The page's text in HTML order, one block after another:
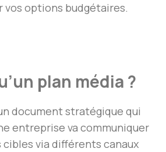
vos options budgétaires.
plan média ?
document stratégique qui
entreprise va communiquer
cibles via différents canaux